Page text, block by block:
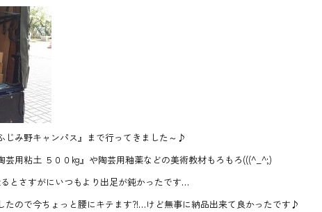
じみ野キャンパス』まで行ってきました～♪
芸用粘土 ５００kg』や陶芸用釉薬などの美術教材もろもろ(((^_^;)
とさすがにいつもより出足が鈍かったです…
たので今ちょっと腰にキテます?!…けど無事に納品出来て良かったです♪